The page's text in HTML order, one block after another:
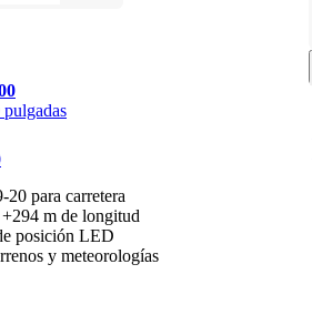
para carretera
m de longitud
posición LED
y meteorologías